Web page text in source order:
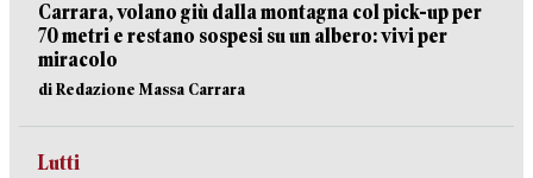
Carrara, volano giù dalla montagna col pick-up per
70 metri e restano sospesi su un albero: vivi per
miracolo
di Redazione Massa Carrara
Lutti